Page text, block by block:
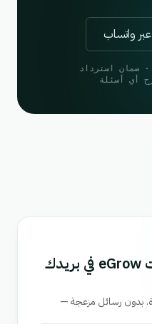
واتساب
ضمان استرداد
احصل على آخر تحديثات eGrow في بريدك
بدون رسائل مزعجة —